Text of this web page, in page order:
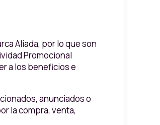
Aliada, por lo que son
Promocional
a los beneficios e
anunciados o
la compra, venta,